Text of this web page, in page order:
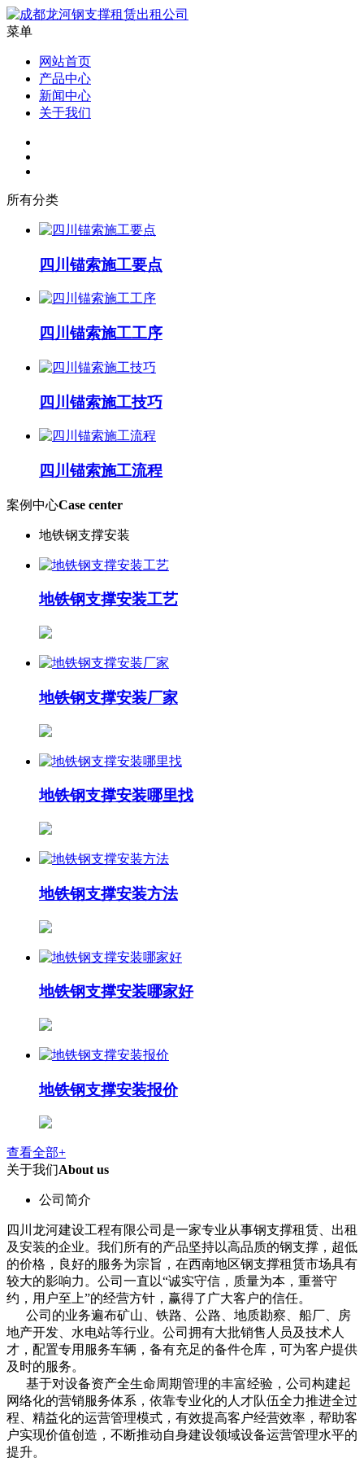
菜单
网站首页
产品中心
新闻中心
关于我们
所有分类
四川锚索施工要点
四川锚索施工工序
四川锚索施工技巧
四川锚索施工流程
案例中心Case center
地铁钢支撑安装
地铁钢支撑安装工艺
地铁钢支撑安装厂家
地铁钢支撑安装哪里找
地铁钢支撑安装方法
地铁钢支撑安装哪家好
地铁钢支撑安装报价
查看全部+
关于我们About us
公司简介
四川龙河建设工程有限公司是一家专业从事钢支撑租赁、出租
及安装的企业。我们所有的产品坚持以高品质的钢支撑，超低
的价格，良好的服务为宗旨，在西南地区钢支撑租赁市场具有
较大的影响力。公司一直以“诚实守信，质量为本，重誉守
约，用户至上”的经营方针，赢得了广大客户的信任。
公司的业务遍布矿山、铁路、公路、地质勘察、船厂、房
地产开发、水电站等行业。公司拥有大批销售人员及技术人
才，配置专用服务车辆，备有充足的备件仓库，可为客户提供
及时的服务。
基于对设备资产全生命周期管理的丰富经验，公司构建起
网络化的营销服务体系，依靠专业化的人才队伍全力推进全过
程、精益化的运营管理模式，有效提高客户经营效率，帮助客
户实现价值创造，不断推动自身建设领域设备运营管理水平的
提升。